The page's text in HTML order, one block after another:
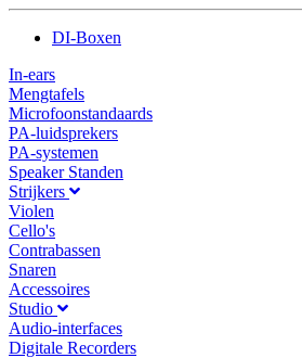
DI-Boxen
In-ears
Mengtafels
Microfoonstandaards
PA-luidsprekers
PA-systemen
Speaker Standen
Strijkers
Violen
Cello's
Contrabassen
Snaren
Accessoires
Studio
Audio-interfaces
Digitale Recorders